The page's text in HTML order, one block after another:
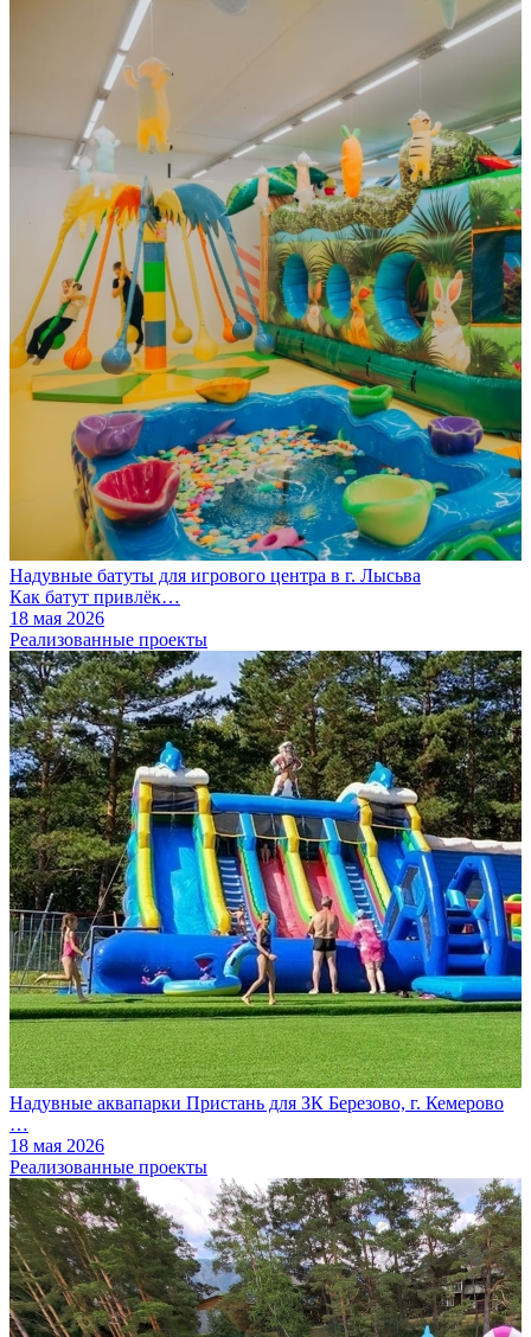
Надувные батуты для игрового центра в г. Лысьва
Как батут привлёк…
18 мая 2026
Реализованные проекты
Надувные аквапарки Пристань для ЗК Березово, г. Кемерово
…
18 мая 2026
Реализованные проекты